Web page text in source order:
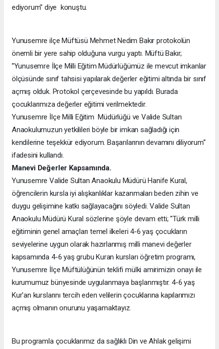
ediyorum'' diye konuştu.
Yunusemre ilçe Müftüsü Mehmet Nedim Bakır protokolün
önemli bir yere sahip olduğuna vurgu yaptı. Müftü Bakır;
''Yunusemre İlçe Milli Eğitim Müdürlüğümüz ile mevcut imkanlar
ölçüsünde sınıf tahsisi yapılarak değerler eğitimi altında bir sınıf
açmış olduk. Protokol çerçevesinde bu yapıldı. Burada
çocuklarımıza değerler eğitimi verilmektedir.
Yunusemre İlçe Milli Eğitim Müdürlüğü ve Valide Sultan
Anaokulumuzun yetkilileri böyle bir imkan sağladığı için
kendilerine teşekkür ediyorum. Başarılarının devamını diliyorum''
ifadesini kullandı.
Manevi Değerler Kapsamında.
Yunusemre Valide Sultan Anaokulu Müdürü Hanife Kural,
öğrencilerin kursla iyi alışkanlıklar kazanmaları beden zihin ve
duygu gelişimine katkı sağlayacağını söyledi. Valide Sultan
Anaokulu Müdürü Kural sözlerine şöyle devam etti; ''Türk milli
eğitiminin genel amaçları temel ilkeleri 4-6 yaş çocukların
seviyelerine uygun olarak hazırlanmış milli manevi değerler
kapsamında 4-6 yaş grubu Kuran kursları öğretim programı,
Yunusemre İlçe Müftülüğünün teklifi mülki amirimizin onayı ile
kurumumuz bünyesinde uygulanmaya başlanmıştır. 4-6 yaş
Kur'an kurslarını tercih eden velilerin çocuklarına kapılarımızı
açmış olmanın onurunu yaşamaktayız.
Bu programla çocuklarımız da sağlıklı Din ve Ahlak gelişimi